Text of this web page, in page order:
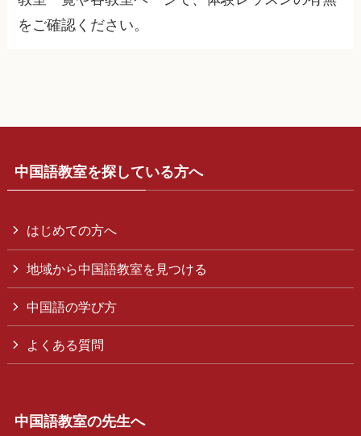
をご確認ください。
中国語教室を探している方へ
はじめての方へ
地域から中国語教室を見つける
中国語の学び方
よくある質問
中国語教室の先生へ